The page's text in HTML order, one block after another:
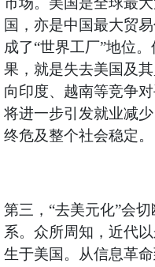
国，亦是中国最大贸
成了“世界工厂”地位
果，就是失去美国及
向印度、越南等竞争
将进一步引发就业减
终危及整个社会稳定。
第三，“去美元化”会
系。众所周知，近代
生于美国。从信息革